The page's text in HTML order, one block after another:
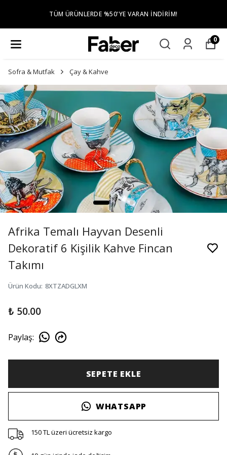
TÜM ŞEHIR MERKEZLERINE
KURULUM
0
Sofra & Mutfak Çay & Kahve
Afrika Temalı Hayvan Desenli
Dekoratif 6 Kişilik Kahve Fincan
Takımı
Ürün Kodu: 8XTZADGLXM
₺ 50.00
Paylaş:
SEPETE EKLE
WHATSAPP
150 TL üzeri ücretsiz kargo